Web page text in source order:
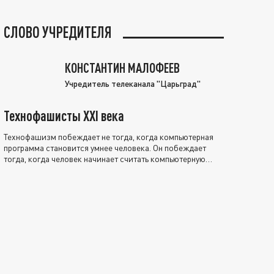
СЛОВО УЧРЕДИТЕЛЯ
КОНСТАНТИН МАЛОФЕЕВ
Учредитель телеканала "Царьград"
Технофашисты XXI века
Технофашизм побеждает не тогда, когда компьютерная
программа становится умнее человека. Он побеждает
тогда, когда человек начинает считать компьютерную